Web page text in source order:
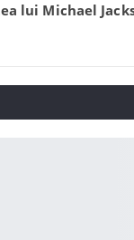
lui Michael